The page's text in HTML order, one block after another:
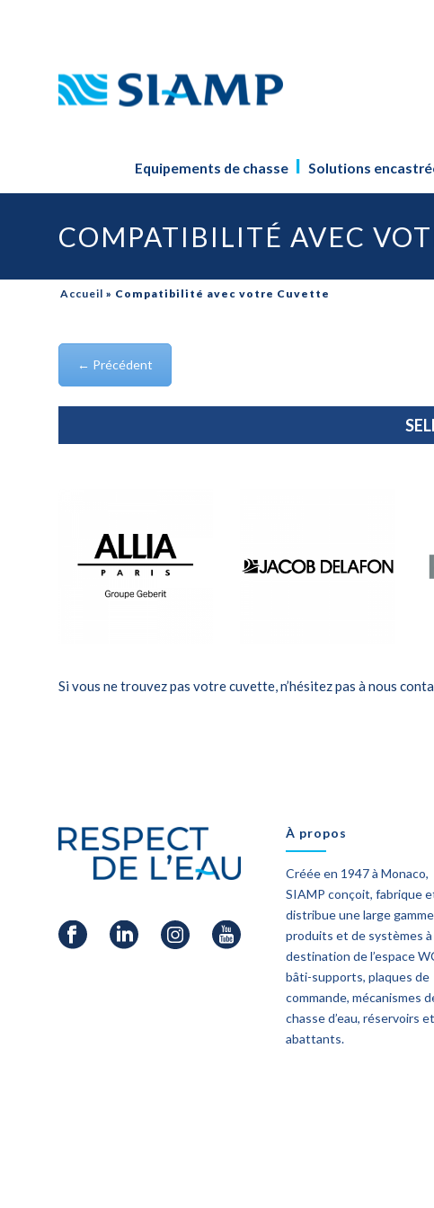
Equipements de chasse Solutions
COMPATIBILITÉ AVEC
Accueil » Compatibilité avec votre Cuvette
← Précédent
Si vous ne trouvez pas votre cuvette, n’hésitez pas à nous
À propos
Créée en 1947 à Monaco,
SIAMP conçoit, fabrique
distribue une large
produits et de systèmes à
destination de l’espace
bâti-supports, plaques de
commande, mécanismes
chasse d’eau, réservoirs et
abattants.